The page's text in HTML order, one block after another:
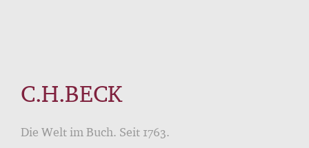
C.H.BECK
Die Welt im Buch. Seit 1763.